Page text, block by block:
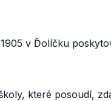
v Ďolíčku
které posoudí,